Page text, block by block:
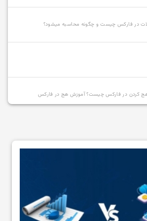
در فارکس چیست و چگونه محاسبه میشود؟
کردن در فارکس چیست؟ آموزش هج در فارکس